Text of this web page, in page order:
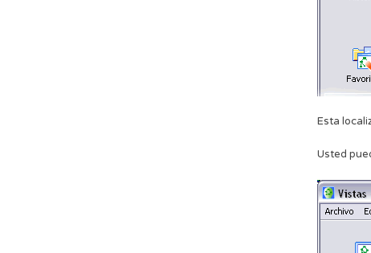
Esta
Usted